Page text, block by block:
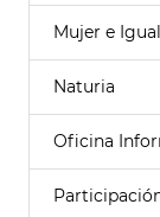
Mujer e
Naturia
Oficina